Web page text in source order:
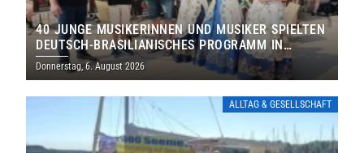
40 JUNGE MUSIKERINNEN UND MUSIKER SPIELTEN
DEUTSCH-BRASILIANISCHES PROGRAMM IN
THOLEY
Donnerstag, 6. August 2026
ALLTAG & GESELLSCHAFT